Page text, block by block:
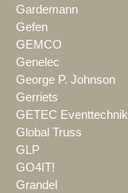
Gardemann
Gefen
GEMCO
Genelec
George P. Johnson
Gerriets
GETEC Eventtechnik
Global Truss
GLP
GO4IT!
Grandel